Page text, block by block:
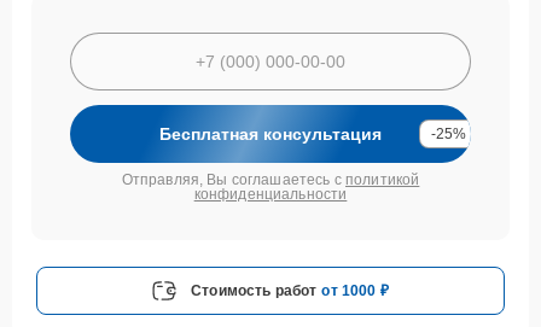
Бесплатная консультация -25%
Отправляя, Вы соглашаетесь с политикой
конфиденциальности
Стоимость работ от 1000 ₽